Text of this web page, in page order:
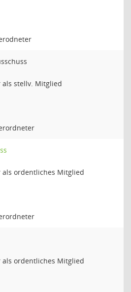
als stellv. Mitglied
als ordentliches Mitglied
als ordentliches Mitglied